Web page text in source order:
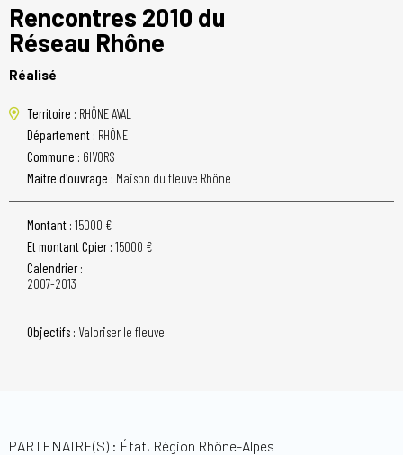
Rencontres 2010 du
Réseau Rhône
Réalisé
Territoire : RHÔNE AVAL
Département : RHÔNE
Commune : GIVORS
Maitre d'ouvrage : Maison du fleuve Rhône
Montant : 15000 €
Et montant Cpier : 15000 €
Calendrier :
2007-2013
Objectifs : Valoriser le fleuve
PARTENAIRE(S) : État, Région Rhône-Alpes